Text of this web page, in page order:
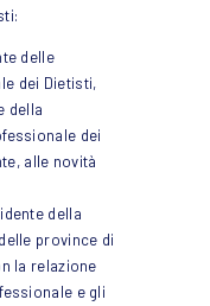
delle
dei Dietisti,
della
dei
alle novità
della
province di
la relazione
e gli